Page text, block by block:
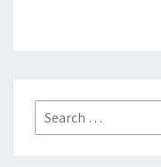
Search
for: